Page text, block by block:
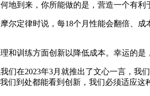
到来，你所能做的是，营造一个有利
定律时说，每18个月性能会翻倍、成
训练方面创新以降低成本。幸运的是
2023年3月就推出了文心一言，我
们到处都能看到创新，我们必须适应这